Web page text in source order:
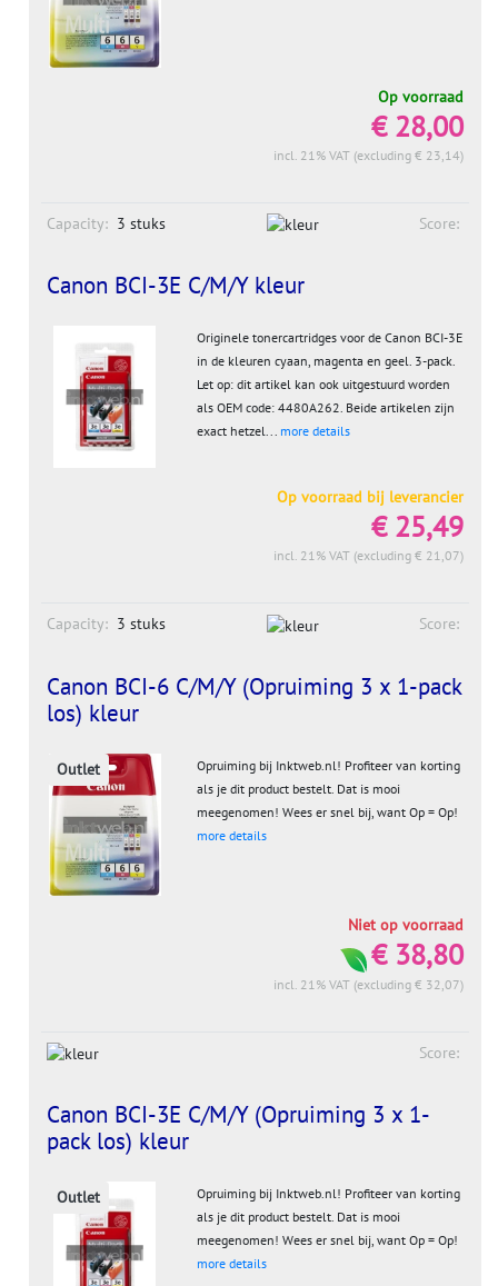
Op voorraad
€ 28,00
incl. 21% VAT (excluding € 23,14)
Capacity: 3 stuks Score:
Canon BCI-3E C/M/Y kleur
Originele tonercartridges voor de Canon BCI-3E
in de kleuren cyaan, magenta en geel. 3-pack.
Let op: dit artikel kan ook uitgestuurd worden
als OEM code: 4480A262. Beide artikelen zijn
exact hetzel... more details
Op voorraad bij leverancier
€ 25,49
incl. 21% VAT (excluding € 21,07)
Capacity: 3 stuks Score:
Canon BCI-6 C/M/Y (Opruiming 3 x 1-pack
los) kleur
Outlet
Opruiming bij Inktweb.nl! Profiteer van korting
als je dit product bestelt. Dat is mooi
meegenomen! Wees er snel bij, want Op = Op!
more details
Niet op voorraad
€ 38,80
incl. 21% VAT (excluding € 32,07)
Score:
Canon BCI-3E C/M/Y (Opruiming 3 x 1-
pack los) kleur
Outlet
Opruiming bij Inktweb.nl! Profiteer van korting
als je dit product bestelt. Dat is mooi
meegenomen! Wees er snel bij, want Op = Op!
more details